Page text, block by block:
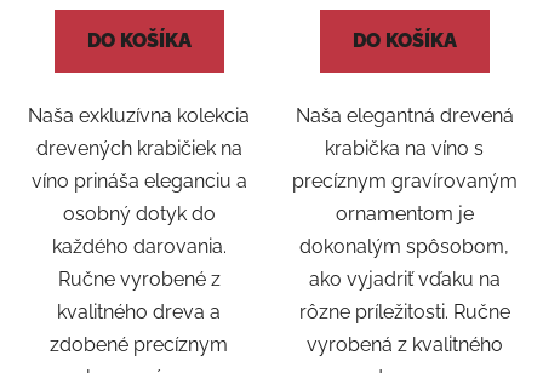
DO KOŠÍKA
Naša exkluzívna kolekcia
drevených krabičiek na
víno prináša eleganciu a
osobný dotyk do
každého darovania.
Ručne vyrobené z
kvalitného dreva a
zdobené precíznym
DO KOŠÍKA
Naša elegantná drevená
krabička na víno s
precíznym gravírovaným
ornamentom je
dokonalým spôsobom,
ako vyjadriť vďaku na
rôzne príležitosti. Ručne
vyrobená z kvalitného